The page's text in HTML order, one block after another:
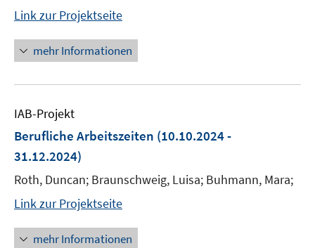
Link zur Projektseite
mehr Informationen
IAB-Projekt
Berufliche Arbeitszeiten (10.10.2024 -
31.12.2024)
Roth, Duncan; Braunschweig, Luisa; Buhmann, Mara;
Link zur Projektseite
mehr Informationen